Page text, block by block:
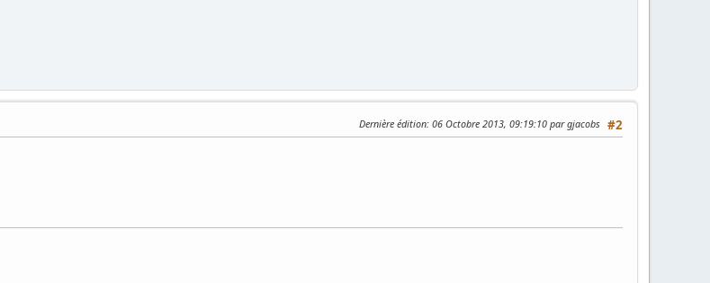
#2
Dernière édition: 06 Octobre 2013, 09:19:10 par gjacobs